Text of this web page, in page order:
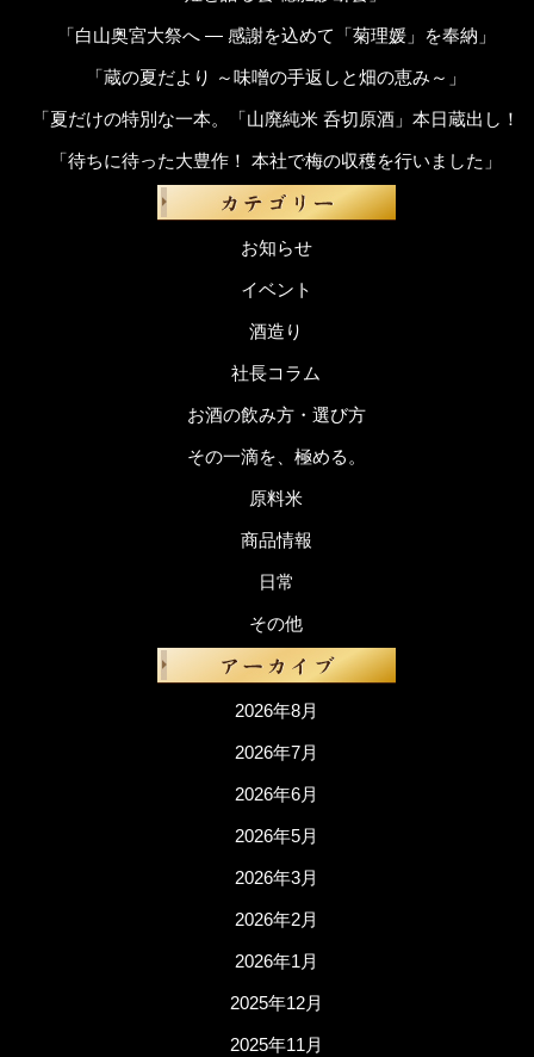
「白山奥宮大祭へ ― 感謝を込めて「菊理媛」を奉納」
「蔵の夏だより ～味噌の手返しと畑の恵み～」
「夏だけの特別な一本。「山廃純米 呑切原酒」本日蔵出し！
「待ちに待った大豊作！ 本社で梅の収穫を行いました」
お知らせ
イベント
酒造り
社長コラム
お酒の飲み方・選び方
その一滴を、極める。
原料米
商品情報
日常
その他
2026年8月
2026年7月
2026年6月
2026年5月
2026年3月
2026年2月
2026年1月
2025年12月
2025年11月